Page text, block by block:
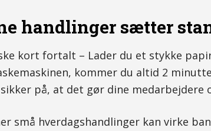
handlinger sætter
kort fortalt – Lader du et stykke
kommer du altid 2
på, at det gør dine medarbejdere
små hverdagshandlinger kan virke